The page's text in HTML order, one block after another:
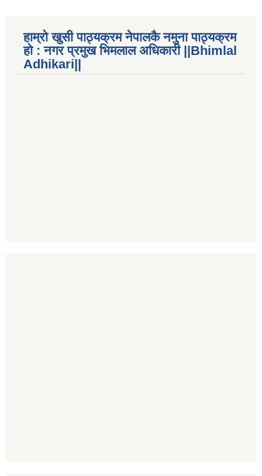
हाम्रो खुसी पाठ्यक्रम नेपालकै नमुना पाठ्यक्रम
हो : नगर प्रमुख भिमलाल अधिकारी ||Bhimlal
Adhikari||